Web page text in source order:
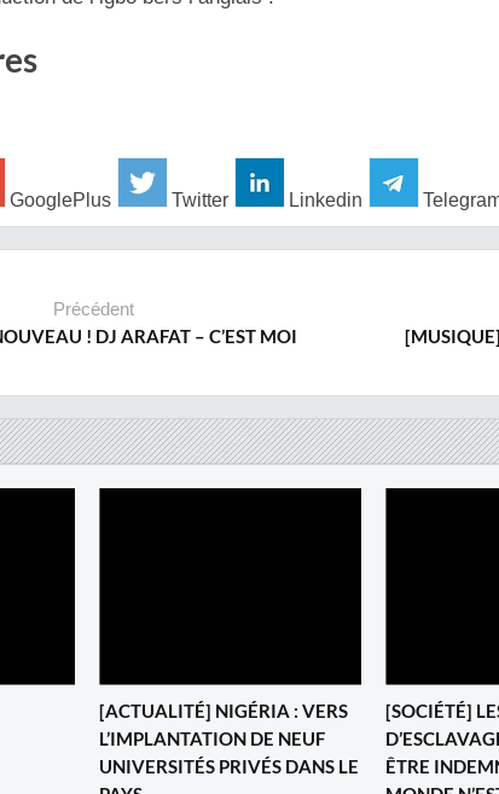
GooglePlus Twitter Linkedin
Précédent
! DJ ARAFAT – C’EST MOI
[ACTUALITÉ] NIGÉRIA : VERS
L’IMPLANTATION DE NEUF
UNIVERSITÉS PRIVÉS DANS LE
[SOCIÉTÉ]
ÊTRE